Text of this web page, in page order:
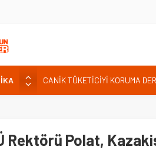
CANİK TÜKETİCİYİ KORUMA
Sandık Bir Emanettir, Emanete
Rektörü Polat,